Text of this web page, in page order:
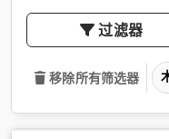
过滤器
移除所有筛选器